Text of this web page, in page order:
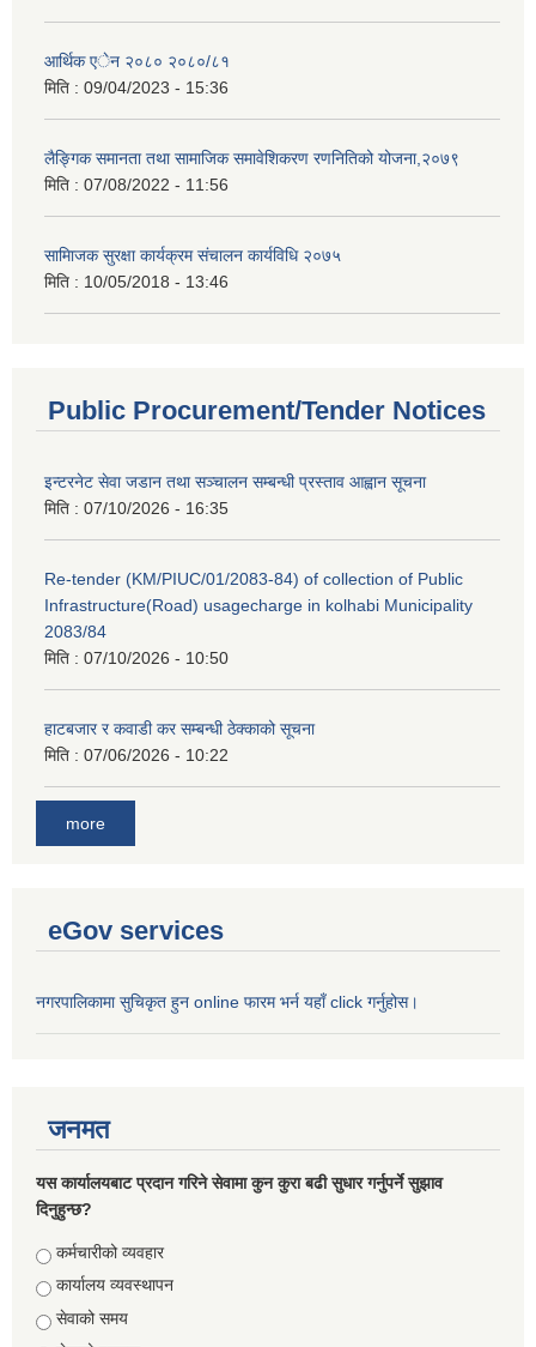
आर्थिक एेन २०८० २०८०/८१
मिति : 09/04/2023 - 15:36
लैङ्गिक समानता तथा सामाजिक समावेशिकरण रणनितिको योजना,२०७९
मिति : 07/08/2022 - 11:56
सामािजक सुरक्षा कार्यक्रम संचालन कार्यविधि २०७५
मिति : 10/05/2018 - 13:46
Public Procurement/Tender Notices
इन्टरनेट सेवा जडान तथा सञ्चालन सम्बन्धी प्रस्ताव आह्वान सूचना
मिति : 07/10/2026 - 16:35
Re-tender (KM/PIUC/01/2083-84) of collection of Public
Infrastructure(Road) usagecharge in kolhabi Municipality
2083/84
मिति : 07/10/2026 - 10:50
हाटबजार र कवाडी कर सम्बन्धी ठेक्काको सूचना
मिति : 07/06/2026 - 10:22
more
eGov services
नगरपालिकामा सुचिकृत हुन online फारम भर्न यहाँ click गर्नुहोस।
जनमत
यस कार्यालयबाट प्रदान गरिने सेवामा कुन कुरा बढी सुधार गर्नुपर्ने सुझाव
दिनुहुन्छ?
Choices
कर्मचारीको व्यवहार
कार्यालय व्यवस्थापन
सेवाको समय